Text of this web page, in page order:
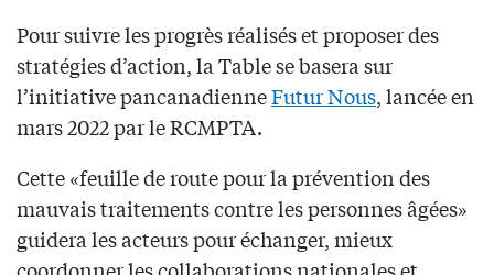
Pour suivre les progrès réalisés et proposer des
stratégies d’action, la Table se basera sur
l’initiative pancanadienneFutur Nous, lancée en
mars 2022 par le RCMPTA.
Cette «feuille de route pour la prévention des
mauvais traitements contre les personnes âgées»
guidera les acteurs pour échanger, mieux